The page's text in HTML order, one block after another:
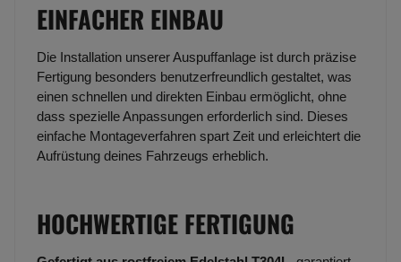
EINFACHER EINBAU
Die Installation unserer Auspuffanlage ist durch präzise
Fertigung besonders benutzerfreundlich gestaltet, was
einen schnellen und direkten Einbau ermöglicht, ohne
dass spezielle Anpassungen erforderlich sind. Dieses
einfache Montageverfahren spart Zeit und erleichtert die
Aufrüstung deines Fahrzeugs erheblich.
HOCHWERTIGE FERTIGUNG